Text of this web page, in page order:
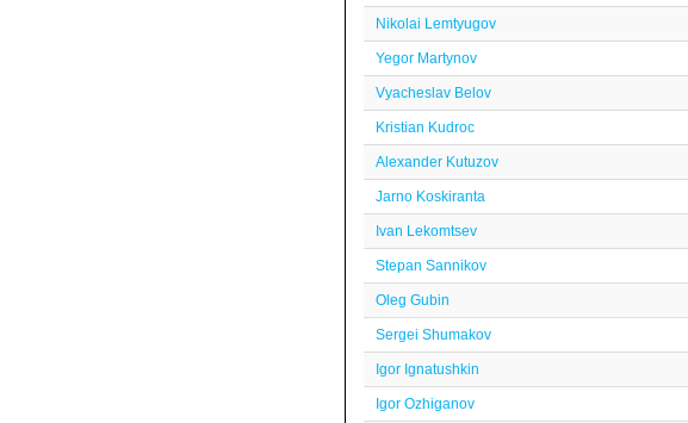
Nikolai Lemtyugov
Yegor Martynov
Vyacheslav Belov
Kristian Kudroc
Alexander Kutuzov
Jarno Koskiranta
Ivan Lekomtsev
Stepan Sannikov
Oleg Gubin
Sergei Shumakov
Igor Ignatushkin
Igor Ozhiganov